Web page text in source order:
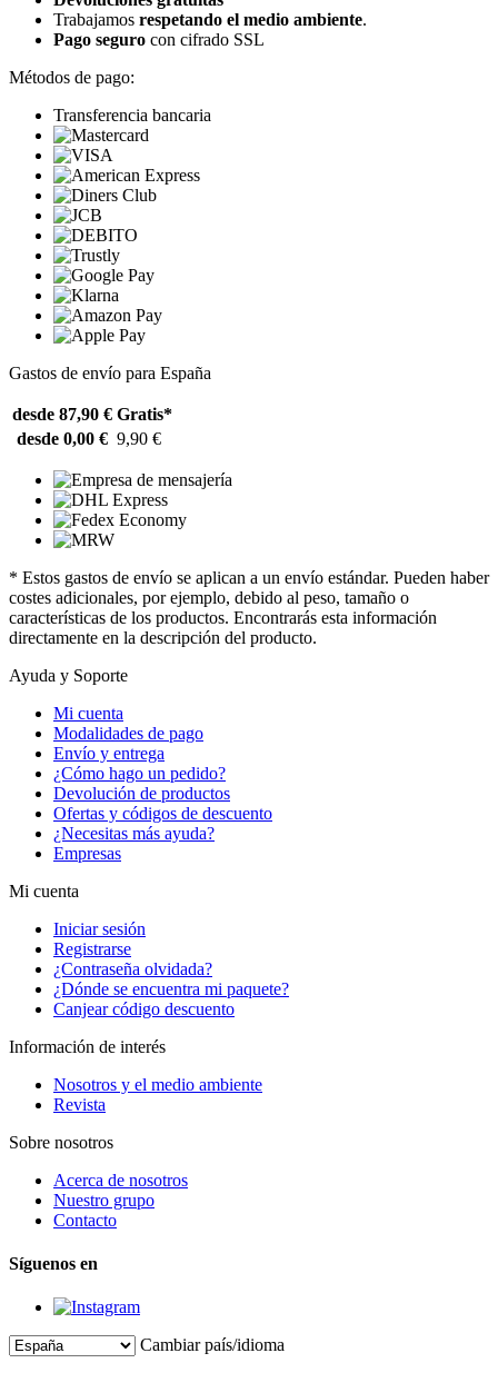
Trabajamos respetando el medio ambiente.
Pago seguro con cifrado SSL
Métodos de pago:
Transferencia bancaria
Gastos de envío para España
desde 87,90 € Gratis*
desde 0,00 € 9,90 €
* Estos gastos de envío se aplican a un envío estándar. Pueden haber
costes adicionales, por ejemplo, debido al peso, tamaño o
características de los productos. Encontrarás esta información
directamente en la descripción del producto.
Ayuda y Soporte
Mi cuenta
Modalidades de pago
Envío y entrega
¿Cómo hago un pedido?
Devolución de productos
Ofertas y códigos de descuento
¿Necesitas más ayuda?
Empresas
Mi cuenta
Iniciar sesión
Registrarse
¿Contraseña olvidada?
¿Dónde se encuentra mi paquete?
Canjear código descuento
Información de interés
Nosotros y el medio ambiente
Revista
Sobre nosotros
Acerca de nosotros
Nuestro grupo
Contacto
Síguenos en
Cambiar país/idioma